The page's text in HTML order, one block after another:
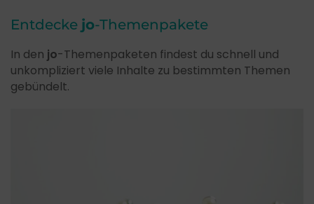
Entdecke jo-Themenpakete
In den jo-Themenpaketen findest du schnell und
unkompliziert viele Inhalte zu bestimmten Themen
gebündelt.